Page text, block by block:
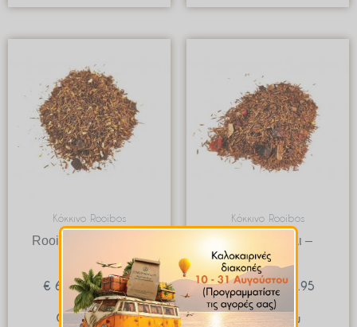
Κόκκινο Rooibos
Rooibos Σοκολάτα –
Καρύδα
€ 6.60 – €49.50
€ 49.50
Quick View
Κόκκινο Rooibos
Rooibos Τσίλι –
Σοκολάτα
€ 3.33 – €49.95
through
€ 49.95
Quick View